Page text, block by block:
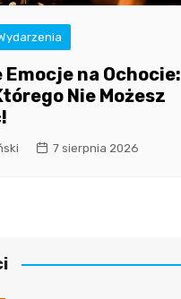
na Ochocie:
Nie Możesz
7 sierpnia 2026